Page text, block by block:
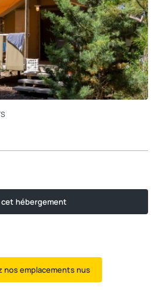
cet hébergement
nos emplacements nus